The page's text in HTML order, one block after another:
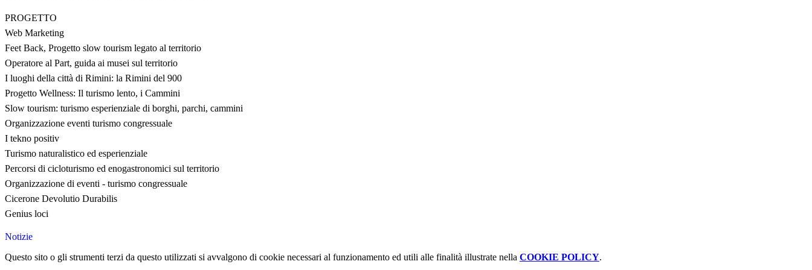
PROGETTO
Web Marketing
Feet Back, Progetto slow tourism legato al territorio
Operatore al Part, guida ai musei sul territorio
I luoghi della città di Rimini: la Rimini del 900
Progetto Wellness: Il turismo lento, i Cammini
Slow tourism: turismo esperienziale di borghi, parchi, cammini
Organizzazione eventi turismo congressuale
I tekno positiv
Turismo naturalistico ed esperienziale
Percorsi di cicloturismo ed enogastronomici sul territorio
Organizzazione di eventi - turismo congressuale
Cicerone Devolutio Durabilis
Genius loci
Notizie
Questo sito o gli strumenti terzi da questo utilizzati si avvalgono di cookie necessari al funzionamento ed utili alle finalità illustrate nella COOKIE POLICY.